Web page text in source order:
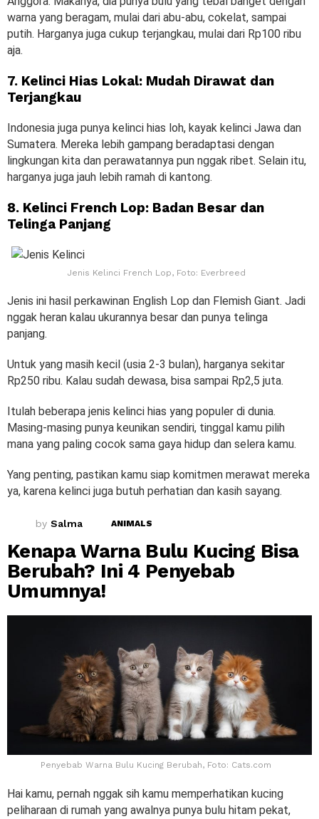
warna yang beragam, mulai dari abu-abu, cokelat, sampai
putih. Harganya juga cukup terjangkau, mulai dari Rp100 ribu
aja.
7. Kelinci Hias Lokal: Mudah Dirawat dan
Terjangkau
Indonesia juga punya kelinci hias loh, kayak kelinci Jawa dan
Sumatera. Mereka lebih gampang beradaptasi dengan
lingkungan kita dan perawatannya pun nggak ribet. Selain itu,
harganya juga jauh lebih ramah di kantong.
8. Kelinci French Lop: Badan Besar dan
Telinga Panjang
Jenis Kelinci French Lop, Foto: Everbreed
Jenis ini hasil perkawinan English Lop dan Flemish Giant. Jadi
nggak heran kalau ukurannya besar dan punya telinga
panjang.
Untuk yang masih kecil (usia 2-3 bulan), harganya sekitar
Rp250 ribu. Kalau sudah dewasa, bisa sampai Rp2,5 juta.
Itulah beberapa jenis kelinci hias yang populer di dunia.
Masing-masing punya keunikan sendiri, tinggal kamu pilih
mana yang paling cocok sama gaya hidup dan selera kamu.
Yang penting, pastikan kamu siap komitmen merawat mereka
ya, karena kelinci juga butuh perhatian dan kasih sayang.
by Salma ANIMALS
Kenapa Warna Bulu Kucing Bisa
Berubah? Ini 4 Penyebab
Umumnya!
Penyebab Warna Bulu Kucing Berubah, Foto: Cats.com
Hai kamu, pernah nggak sih kamu memperhatikan kucing
peliharaan di rumah yang awalnya punya bulu hitam pekat,